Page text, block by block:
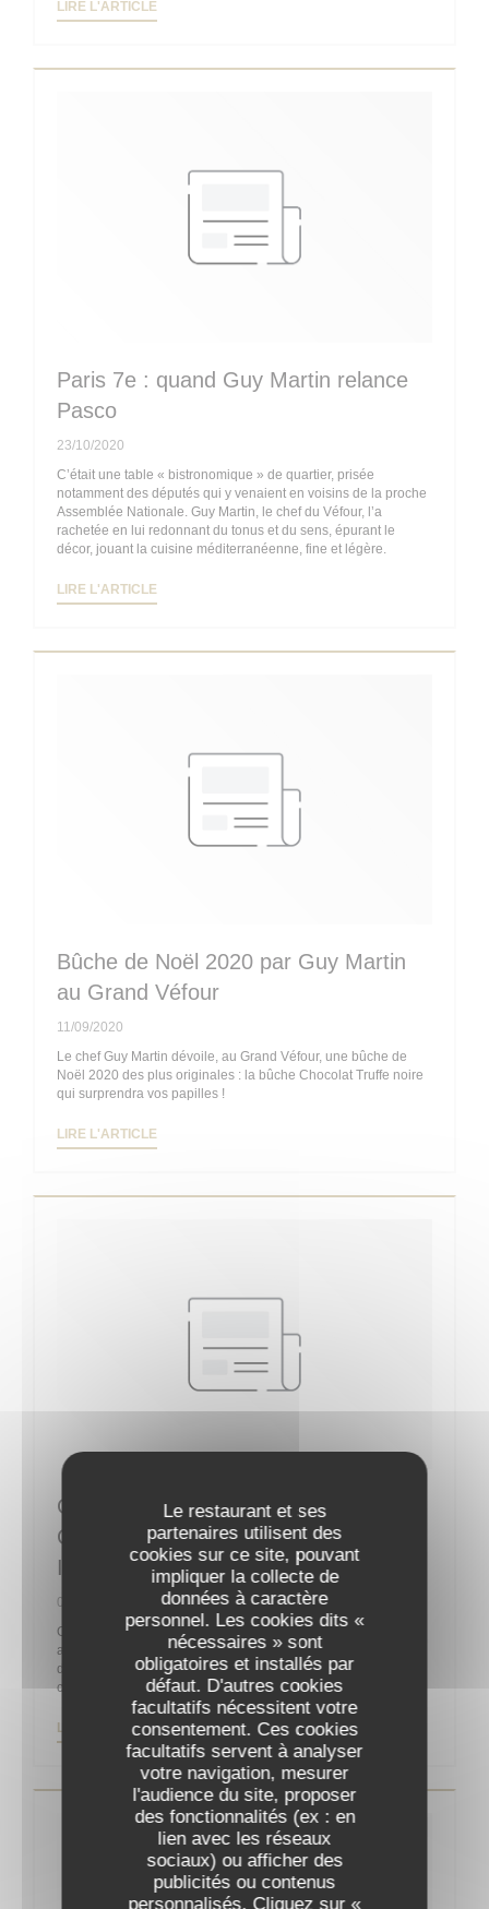
Le restaurant et ses
partenaires utilisent des
cookies sur ce site, pouvant
impliquer la collecte de
données à caractère
personnel. Les cookies dits «
nécessaires » sont
obligatoires et installés par
défaut. D'autres cookies
facultatifs nécessitent votre
consentement. Ces cookies
facultatifs servent à analyser
votre navigation, mesurer
l'audience du site, proposer
des fonctionnalités (ex : en
lien avec les réseaux
sociaux) ou afficher des
publicités ou contenus
personnalisés. Cliquez sur «
LIRE L'ARTICLE
Paris 7e : quand Guy Martin relance
Pasco
23/10/2020
C’était une table « bistronomique » de quartier, prisée
notamment des députés qui y venaient en voisins de la proche
Assemblée Nationale. Guy Martin, le chef du Véfour, l’a
rachetée en lui redonnant du tonus et du sens, épurant le
décor, jouant la cuisine méditerranéenne, fine et légère.
LIRE L'ARTICLE
Bûche de Noël 2020 par Guy Martin
au Grand Véfour
11/09/2020
Le chef Guy Martin dévoile, au Grand Véfour, une bûche de
Noël 2020 des plus originales : la bûche Chocolat Truffe noire
qui surprendra vos papilles !
LIRE L'ARTICLE
Guy Martin : “La Reprise Sera
Compliquée Sans La Clientèle
Internationale”
06/05/2020
On ne présente plus le chef Guy Martin, un des célèbres
acteurs de la gastronomie française, propriétaire et chef
d’orchestre du Grand Véfour depuis 2011 après y être entré
comme directeur en 1991 pour la famille Jean Taittinger.
LIRE L'ARTICLE((OUVRE UNE NOUVELLE FENÊTRE))